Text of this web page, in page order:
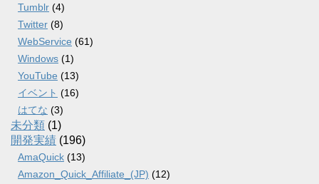
Tumblr (4)
Twitter (8)
WebService (61)
Windows (1)
YouTube (13)
イベント (16)
はてな (3)
未分類 (1)
開発実績 (196)
AmaQuick (13)
Amazon_Quick_Affiliate_(JP) (12)